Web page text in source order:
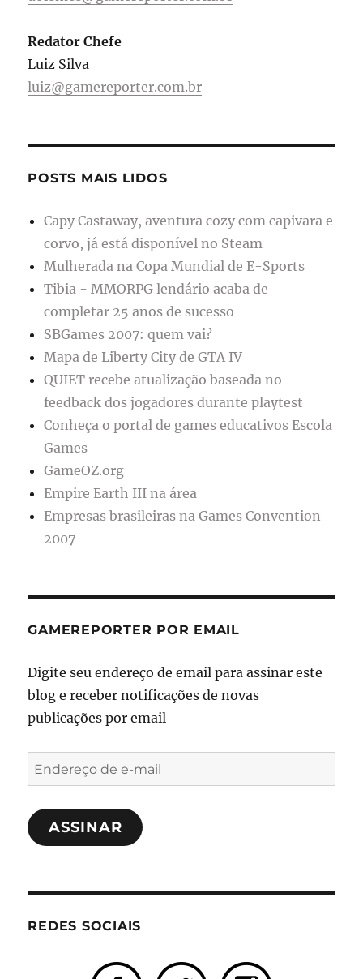
Redator Chefe
Luiz Silva
luiz@gamereporter.com.br
POSTS MAIS LIDOS
Capy Castaway, aventura cozy com capivara e
corvo, já está disponível no Steam
Mulherada na Copa Mundial de E-Sports
Tibia - MMORPG lendário acaba de
completar 25 anos de sucesso
SBGames 2007: quem vai?
Mapa de Liberty City de GTA IV
QUIET recebe atualização baseada no
feedback dos jogadores durante playtest
Conheça o portal de games educativos Escola
Games
GameOZ.org
Empire Earth III na área
Empresas brasileiras na Games Convention
2007
GAMEREPORTER POR EMAIL
Digite seu endereço de email para assinar este
blog e receber notificações de novas
publicações por email
Endereço
de
e-
mailASSINAR
REDES SOCIAIS